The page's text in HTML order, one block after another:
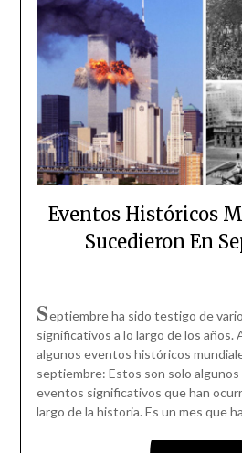
Eventos Históricos
Sucedieron En
Septiembre ha sido testigo de
significativos a lo largo de los años.
algunos eventos históricos
septiembre: Estos son solo algunos
eventos significativos que han
largo de la historia. Es un mes que